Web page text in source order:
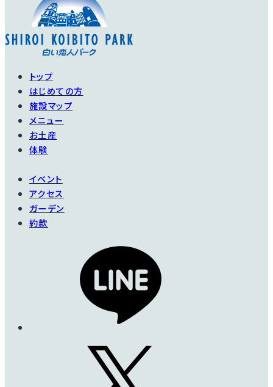
トップ
はじめての方
施設マップ
メニュー
お土産
体験
イベント
アクセス
ガーデン
約款